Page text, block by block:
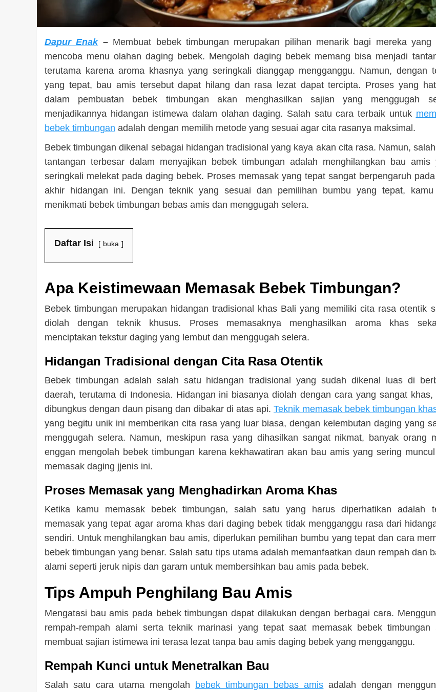
Dapur Enak–Membuat bebek timbungan merupakan pilihan menarik bagi mereka yang
mencoba menu olahan daging bebek. Mengolah daging bebek memang bisa menjadi
terutama karena aroma khasnya yang seringkali dianggap mengganggu. Namun, dengan
yang tepat, bau amis tersebut dapat hilang dan rasa lezat dapat tercipta. Proses yang
dalam pembuatan bebek timbungan akan menghasilkan sajian yang menggugah
menjadikannya hidangan istimewa dalam olahan daging. Salah satu cara terbaik untuk
bebek timbungan adalah dengan memilih metode yang sesuai agar cita rasanya maksimal.
Bebek timbungan dikenal sebagai hidangan tradisional yang kaya akan cita rasa. Namun,
tantangan terbesar dalam menyajikan bebek timbungan adalah menghilangkan bau amis
seringkali melekat pada daging bebek. Proses memasak yang tepat sangat berpengaruh
akhir hidangan ini. Dengan teknik yang sesuai dan pemilihan bumbu yang tepat,
menikmati bebek timbungan bebas amis dan menggugah selera.
Daftar Isi buka
Apa Keistimewaan Memasak Bebek Timbungan?
Bebek timbungan merupakan hidangan tradisional khas Bali yang memiliki cita rasa otentik
diolah dengan teknik khusus. Proses memasaknya menghasilkan aroma khas
menciptakan tekstur daging yang lembut dan menggugah selera.
Hidangan Tradisional dengan Cita Rasa Otentik
Bebek timbungan adalah salah satu hidangan tradisional yang sudah dikenal luas di
daerah, terutama di Indonesia. Hidangan ini biasanya diolah dengan cara yang sangat khas,
dibungkus dengan daun pisang dan dibakar di atas api. Teknik memasak bebek timbungan
yang begitu unik ini memberikan cita rasa yang luar biasa, dengan kelembutan daging yang
menggugah selera. Namun, meskipun rasa yang dihasilkan sangat nikmat, banyak orang
enggan mengolah bebek timbungan karena kekhawatiran akan bau amis yang sering
memasak daging jjenis ini.
Proses Memasak yang Menghadirkan Aroma Khas
Ketika kamu memasak bebek timbungan, salah satu yang harus diperhatikan adalah
memasak yang tepat agar aroma khas dari daging bebek tidak mengganggu rasa dari
sendiri. Untuk menghilangkan bau amis, diperlukan pemilihan bumbu yang tepat dan cara
bebek timbungan yang benar. Salah satu tips utama adalah memanfaatkan daun rempah dan
alami seperti jeruk nipis dan garam untuk membersihkan bau amis pada bebek.
Tips Ampuh Penghilang Bau Amis
Mengatasi bau amis pada bebek timbungan dapat dilakukan dengan berbagai cara.
rempah-rempah alami serta teknik marinasi yang tepat saat memasak bebek timbungan
membuat sajian istimewa ini terasa lezat tanpa bau amis daging bebek yang mengganggu.
Rempah Kunci untuk Menetralkan Bau
Salah satu cara utama mengolah bebek timbungan bebas amis adalah dengan